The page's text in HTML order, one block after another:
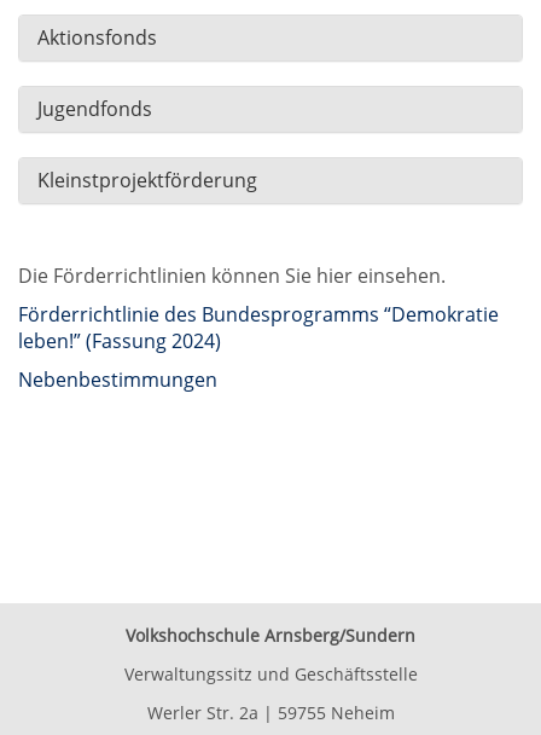
Aktionsfonds
Jugendfonds
Kleinstprojektförderung
Die Förderrichtlinien können Sie hier einsehen.
Förderrichtlinie des Bundesprogramms “Demokratie
leben!” (Fassung 2024)
Nebenbestimmungen
Volkshochschule Arnsberg/Sundern
Verwaltungssitz und Geschäftsstelle
Werler Str. 2a | 59755 Neheim